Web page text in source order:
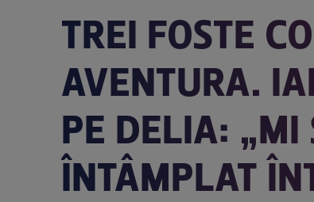
TREI FOSTE
AVENTURA.
PE DELIA: „MI
ÎNTÂMPLAT